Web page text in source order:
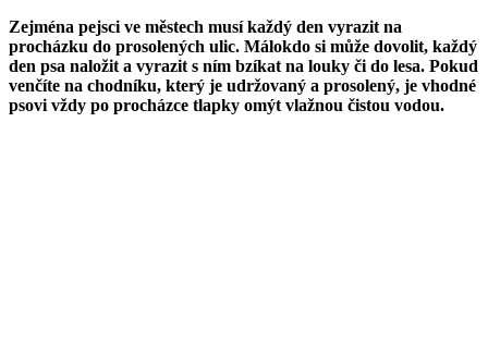
Zejména pejsci ve městech musí každý den vyrazit na
procházku do prosolených ulic. Málokdo si může dovolit, každý
den psa naložit a vyrazit s ním bzíkat na louky či do lesa. Pokud
venčíte na chodníku, který je udržovaný a prosolený, je vhodné
psovi vždy po procházce tlapky omýt vlažnou čistou vodou.